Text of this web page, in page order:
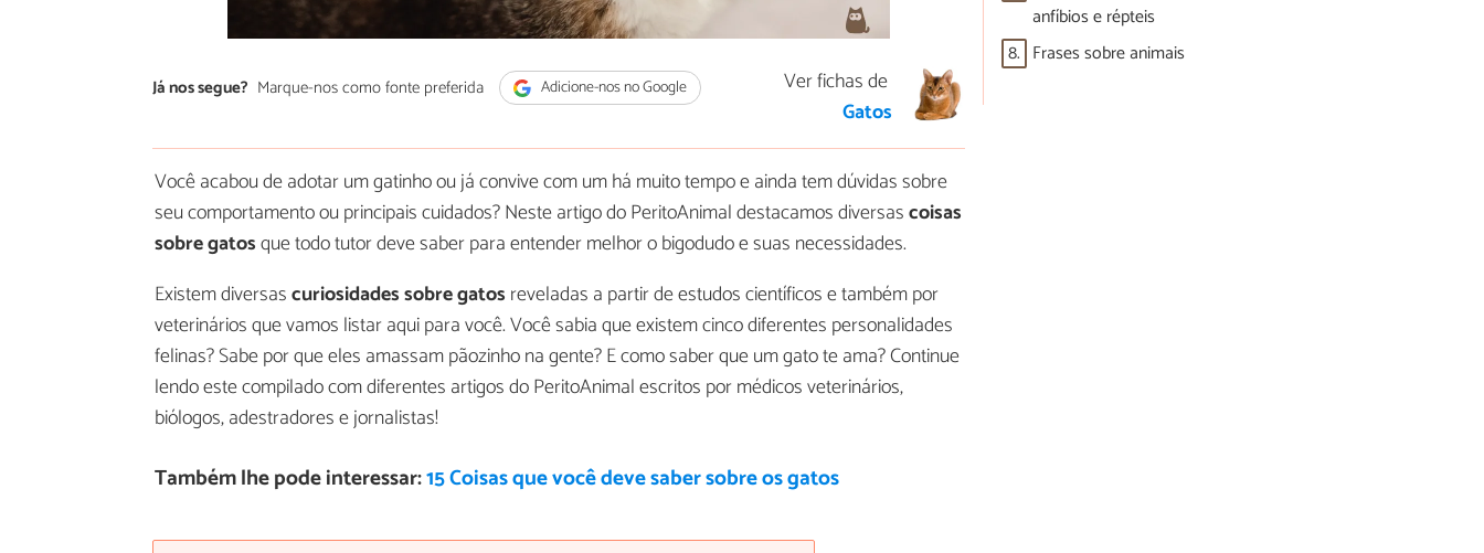
Já nos segue? Marque-nos como fonte preferida Adicione-nos no Google
Ver fichas de
Gatos
Você acabou de adotar um gatinho ou já convive com um há muito tempo e ainda tem dúvidas sobre
seu comportamento ou principais cuidados? Neste artigo do PeritoAnimal destacamos diversascoisas
sobre gatosque todo tutor deve saber para entender melhor o bigodudo e suas necessidades.
Existem diversascuriosidades sobre gatos reveladas a partir de estudos científicos e também por
veterinários que vamos listar aqui para você. Você sabia que existem cinco diferentes personalidades
felinas? Sabe por que eles amassam pãozinho na gente? E como saber que um gato te ama? Continue
lendo este compilado com diferentes artigos do PeritoAnimal escritos por médicos veterinários,
biólogos, adestradores e jornalistas!
Também lhe pode interessar:15 Coisas que você deve saber sobre os gatos
anfíbios e répteis
8. Frases sobre animais